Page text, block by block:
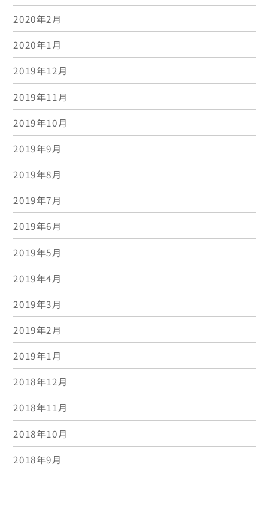
2020年2月
2020年1月
2019年12月
2019年11月
2019年10月
2019年9月
2019年8月
2019年7月
2019年6月
2019年5月
2019年4月
2019年3月
2019年2月
2019年1月
2018年12月
2018年11月
2018年10月
2018年9月